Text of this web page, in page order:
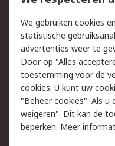
Track & Trace
Wettelijk
Cookiebeleid
Privacybeleid
Algemene
We gebruiken cookies
statistische
advertenties weer te
Door op "Alles
toestemming voor de
cookies. U kunt uw
"Beheer cookies". Als u
weigeren". Dit kan de
beperken. Meer